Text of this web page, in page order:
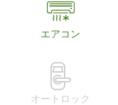
エアコン
オートロック